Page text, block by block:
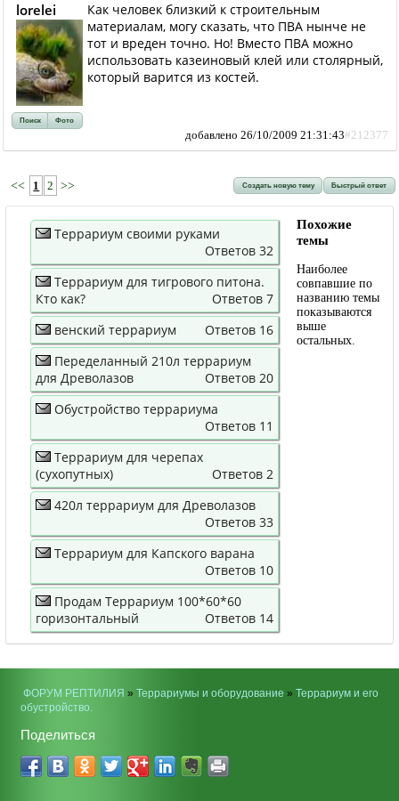
lorelei
Как человек близкий к строительным
материалам, могу сказать, что ПВА нынче не
тот и вреден точно. Но! Вместо ПВА можно
использовать казеиновый клей или столярный,
который варится из костей.
Поиск Фото
добавлено 26/10/2009 21:31:43#212377
<< 1 2 >> Создать новую тему Быстрый ответ
Террариум своими руками
Ответов 32
Террариум для тигрового питона.
Кто как?
Ответов 7
венский террариум
Ответов 16
Переделанный 210л террариум
для Древолазов
Ответов 20
Обустройство террариума
Ответов 11
Террариум для черепах
(сухопутных)
Ответов 2
420л террариум для Древолазов
Ответов 33
Террариум для Капского варана
Ответов 10
Продам Террариум 100*60*60
горизонтальный
Ответов 14
Похожие
темы
Наиболее
совпавшие по
названию темы
показываются
выше
остальных.
ФОРУМ РЕПТИЛИЯ » Террариумы и оборудование » Террариум и его
обустройство.
Поделиться